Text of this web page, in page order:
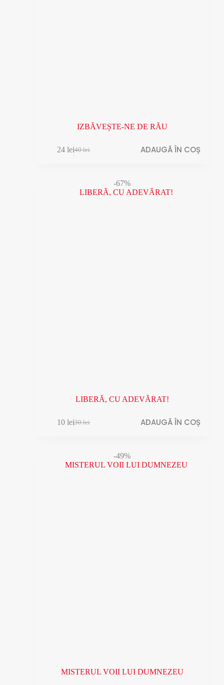
IZBĂVEȘTE-NE DE RĂU
40lei
Prețul
40 lei.
24 leiPrețul
ADAUGĂ ÎN COȘ
-67%
LIBERĂ, CU ADEVĂRAT!
30lei
Prețul
30 lei.
10 leiPrețul
ADAUGĂ ÎN COȘ
-49%
MISTERUL VOII LUI DUMNEZEU